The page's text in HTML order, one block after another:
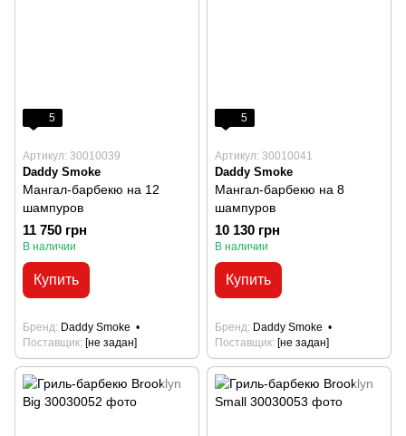
5
Артикул: 30010039
Daddy Smoke
Мангал-барбекю на 12
шампуров
11 750 грн
В наличии
Купить
Бренд Daddy Smoke
Поставщик [не задан]
5
Артикул: 30010041
Daddy Smoke
Мангал-барбекю на 8
шампуров
10 130 грн
В наличии
Купить
Бренд Daddy Smoke
Поставщик [не задан]